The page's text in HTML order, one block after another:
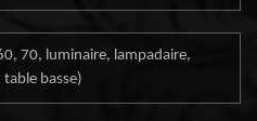
70, luminaire, lampadaire,
basse)